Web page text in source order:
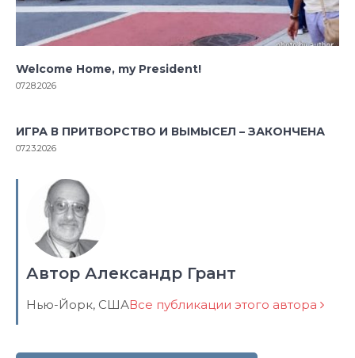
Welcome Home, my President!
07.28.2026
ИГРА В ПРИТВОРСТВО И ВЫМЫСЕЛ – ЗАКОНЧЕНА
07.23.2026
Автор Александр Грант
Нью-Йорк, СШАВсе публикации этого автора